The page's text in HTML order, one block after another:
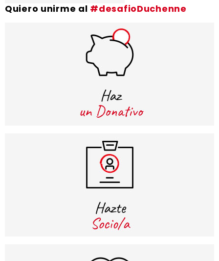
Quiero unirme al #desafioDuchenne